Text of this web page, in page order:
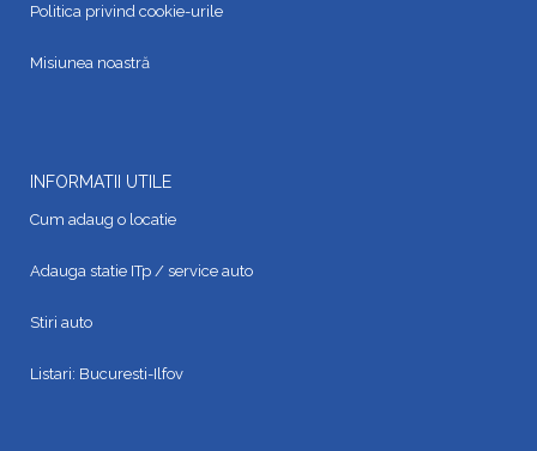
Politica privind cookie-urile
Misiunea noastră
INFORMATII UTILE
Cum adaug o locatie
Adauga statie ITp / service auto
Stiri auto
Listari: Bucuresti-Ilfov